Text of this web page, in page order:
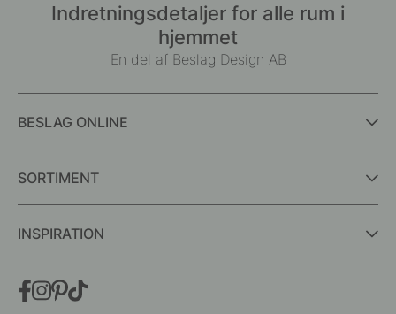
Indretningsdetaljer for alle rum i
hjemmet
En del af Beslag Design AB
BESLAG ONLINE
SORTIMENT
INSPIRATION